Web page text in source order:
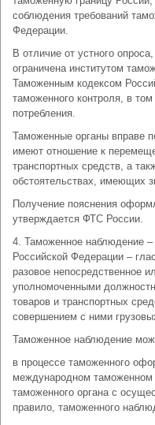
соблюдения требований
Федерации.
В отличие от устного
ограничена институтом
Таможенным кодексом
таможенного контроля, в
потребления.
Таможенные органы вправе
имеют отношение к
транспортных средств, а
обстоятельствах, имеющих
Получение пояснения
утверждается ФТС России.
4. Таможенное наблюдение –
Российской Федерации –
разовое непосредственное
уполномоченными
товаров и транспортных
совершением с ними
Таможенное наблюдение
в процессе таможенного
международном таможенном
таможенного органа с
правило, таможенного